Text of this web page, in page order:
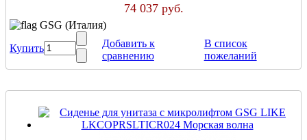
74 037 руб.
GSG (Италия)
Купить
Добавить к
сравнению
В список
пожеланий